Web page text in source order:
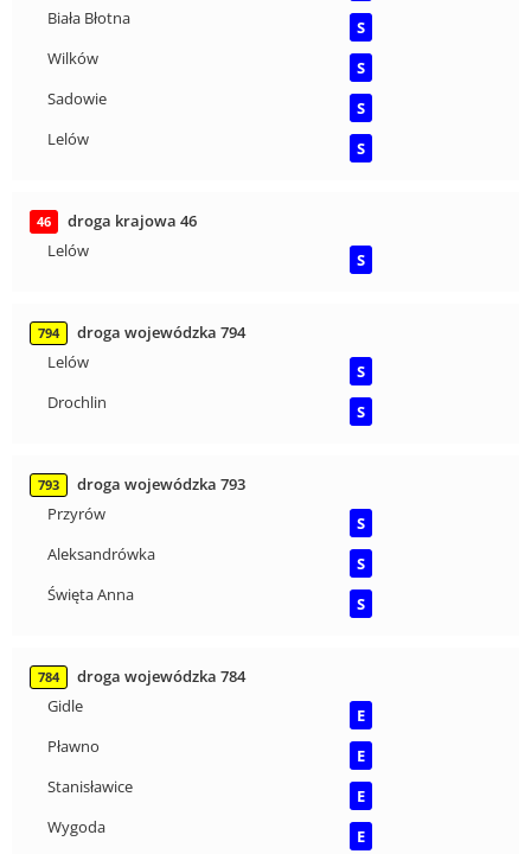
Biała Błotna
S
Wilków
S
Sadowie
S
Lelów
S
46
droga krajowa 46
Lelów
S
794
droga wojewódzka 794
Lelów
S
Drochlin
S
793
droga wojewódzka 793
Przyrów
S
Aleksandrówka
S
Święta Anna
S
784
droga wojewódzka 784
Gidle
E
Pławno
E
Stanisławice
E
Wygoda
E